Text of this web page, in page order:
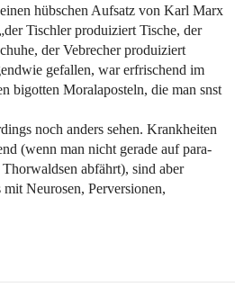
hübschen Aufsatz von Karl Marx
Tischler produiziert Tische, der
der Vebrecher produiziert
gefallen, war erfrischend im
bigotten Moralaposteln, die man snst
noch anders sehen. Krankheiten
(wenn man nicht gerade auf para-
abfährt), sind aber
Neurosen, Perversionen,